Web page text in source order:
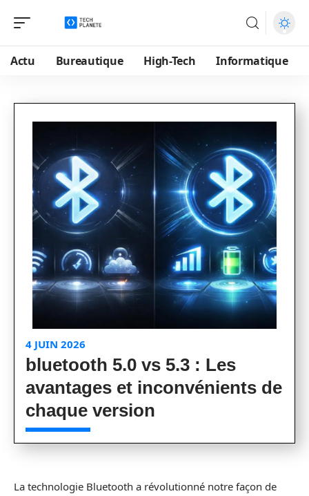
Actu Bureautique High-Tech Informatique
4 JUIN 2026
bluetooth 5.0 vs 5.3 : Les
avantages et inconvénients de
chaque version
La technologie Bluetooth a révolutionné notre façon de